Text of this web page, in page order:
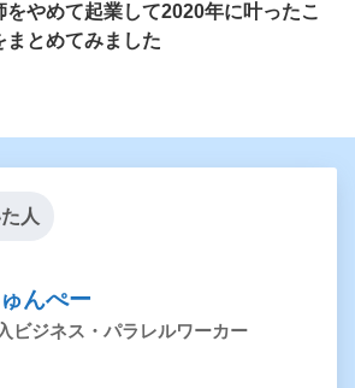
をやめて起業して2020年に叶ったこ
まとめてみました
人
んぺー
ビジネス・パラレルワーカー